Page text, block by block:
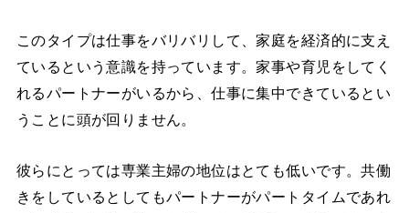
このタイプは仕事をバリバリして、家庭を経済的に支え
ているという意識を持っています。家事や育児をしてく
れるパートナーがいるから、仕事に集中できているとい
うことに頭が回りません。
彼らにとっては専業主婦の地位はとても低いです。共働
きをしているとしてもパートナーがパートタイムであれ